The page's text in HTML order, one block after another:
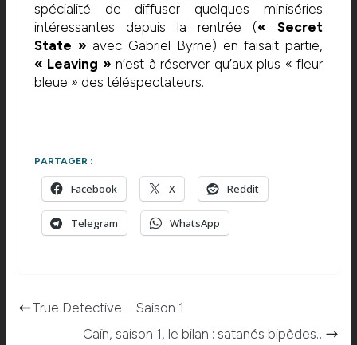
spécialité de diffuser quelques miniséries
intéressantes depuis la rentrée (« Secret
State » avec Gabriel Byrne) en faisait partie,
« Leaving » n’est à réserver qu’aux plus « fleur
bleue » des téléspectateurs.
PARTAGER :
Facebook X Reddit
Telegram WhatsApp
True Detective – Saison 1
Caïn, saison 1, le bilan : satanés bipèdes…